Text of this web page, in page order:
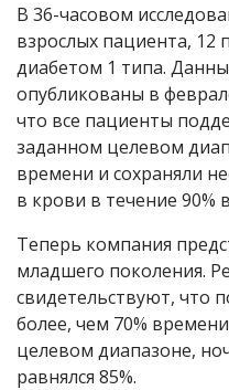
В 36-часовом
взрослых пациента, 12
диабетом 1 типа.
опубликованы в
что все пациенты
заданном целевом
времени и сохраняли
в крови в течение 90%
Теперь компания
младшего поколения.
свидетельствуют, что
более, чем 70%
целевом диапазоне,
равнялся 85%.